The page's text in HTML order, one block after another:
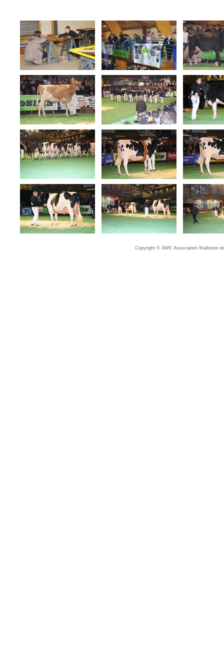
Copyright © AWE Association Wallonne